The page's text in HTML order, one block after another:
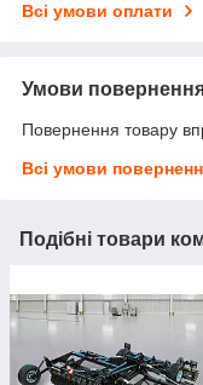
Всі умови оплати
Умови
Повернення товару
Всі умови
Подібні товари